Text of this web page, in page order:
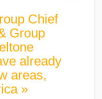
Chief
Group
already
areas,
»